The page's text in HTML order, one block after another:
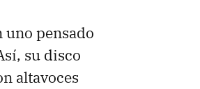
uno pensado
su disco
altavoces